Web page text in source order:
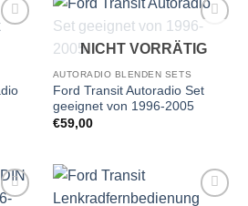
Wunschliste
NICHT VORRÄTIG
AUTORADIO BLENDEN SETS
Ford Transit Autoradio Set
geeignet von 1996-2005
€59,00